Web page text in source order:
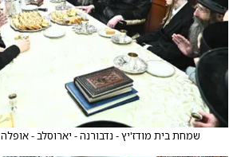
שמחת בית מודז'יץ - נדבורנה - יארוסלב - אופלה